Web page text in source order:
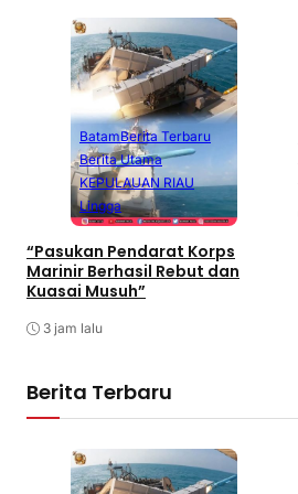
BatamBerita Terbaru
Berita Utama
KEPULAUAN RIAU
Lingga
“Pasukan Pendarat Korps
Marinir Berhasil Rebut dan
Kuasai Musuh”
3 jam lalu
Berita Terbaru